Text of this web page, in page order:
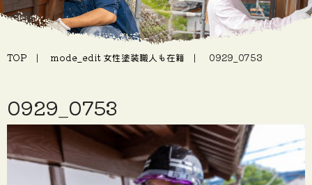
TOP mode_edit 女性塗装職人も在籍 0929_0753
0929_0753